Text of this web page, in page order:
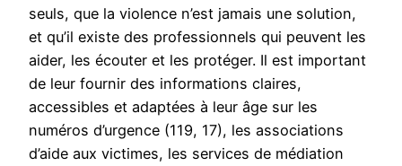
seuls, que la violence n’est jamais une solution,
et qu’il existe des professionnels qui peuvent les
aider, les écouter et les protéger. Il est important
de leur fournir des informations claires,
accessibles et adaptées à leur âge sur les
numéros d’urgence (119, 17), les associations
d’aide aux victimes, les services de médiation